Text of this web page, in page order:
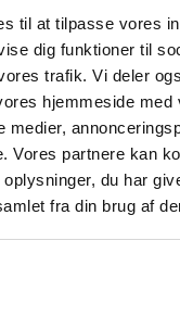
til at tilpasse vores
dig funktioner til
trafik. Vi deler
hjemmeside med
medier,
Vores partnere kan
du har
fra din brug af
Computers
her på siden. Du finder
på siden, hvor du
vil kontakte os på. Vi
køb.
og leder du efter en
kontakte vores
køb for virksomheder